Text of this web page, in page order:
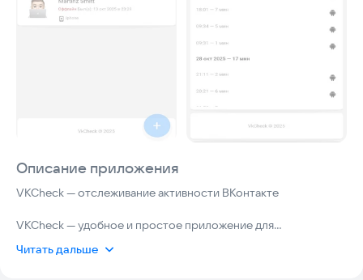
Описание приложения
VKCheck — отслеживание активности ВКонтакте
VKCheck — удобное и простое приложение для
Читать дальше